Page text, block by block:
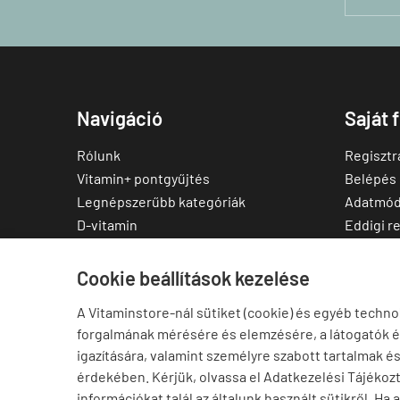
Cookie beállítások kezelése
A Vitaminstore-nál sütiket (cookie) és egyéb
forgalmának mérésére és elemzésére, a látogatók
igazítására, valamint személyre szabott tartalmak
érdekében. Kérjük, olvassa el Adatkezelési
Navigáció
Rólunk
Vitamin+ pontgyűjtés
Legnépszerűbb kategóriák
D-vitamin
Multivitamin
Cink
Omega-3
Ashwagandha
Elállás a szerződéstől
Saját
Belépés
Eddigi